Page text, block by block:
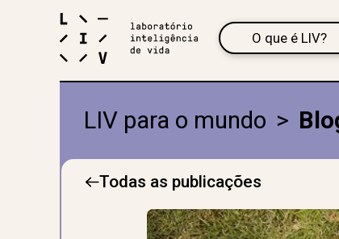
O que é LIV?
LIV para o mundo >
Todas as publicações